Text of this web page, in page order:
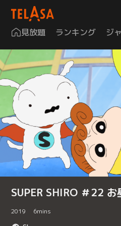
見放題 ランキング ジ
SUPER SHIRO ＃22
2019 6mins